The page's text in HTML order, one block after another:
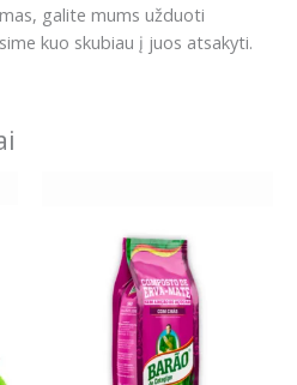
galite mums užduoti
kuo skubiau į juos atsakyti.